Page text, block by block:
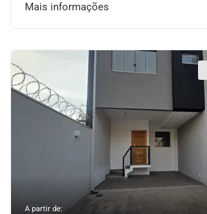
Mais informações
A partir de: